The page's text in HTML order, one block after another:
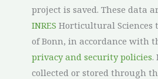
project is saved. These data
INRES Horticultural Sciences
of Bonn, in accordance with
privacy and security policies.
collected or stored through